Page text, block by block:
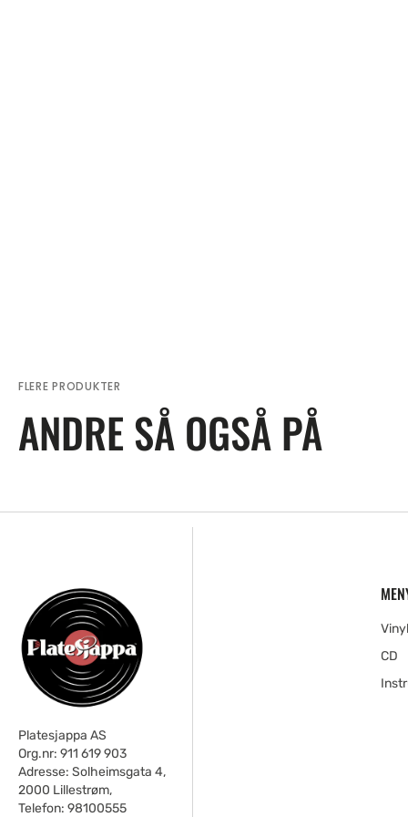
FLERE PRODUKTER
ANDRE SÅ OGSÅ PÅ
Platesjappa AS
Org.nr: 911 619 903
Adresse: Solheimsgata 4,
2000 Lillestrøm,
Telefon: 98100555
Vinyl
CD